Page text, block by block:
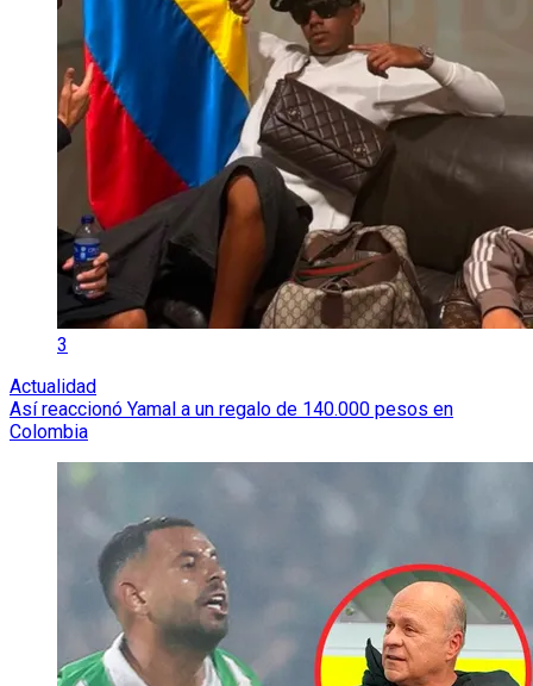
3
Actualidad
Así reaccionó Yamal a un regalo de 140.000 pesos en
Colombia